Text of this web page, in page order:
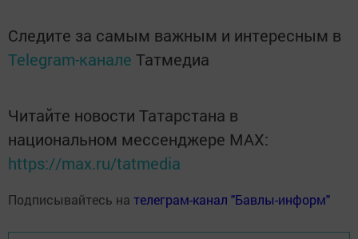
Следите за самым важным и интересным в
Telegram-канале Татмедиа
Читайте новости Татарстана в
национальном мессенджере MАХ:
https://max.ru/tatmedia
Подписывайтесь на телеграм-канал "Бавлы-информ"